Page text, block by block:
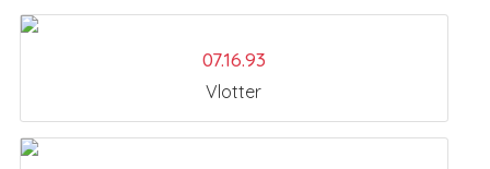
07.16.93
Vlotter